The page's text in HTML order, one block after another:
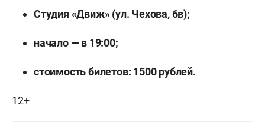
Студия «Движ» (ул. Чехова, 6в);
начало — в 19:00;
стоимость билетов: 1500 рублей.
12+